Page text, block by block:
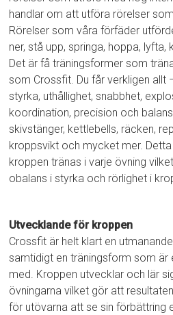
handlar om att utföra rörelser
Rörelser som våra förfäder
ner, stå upp, springa, hoppa,
Det är få träningsformer som
som Crossfit. Du får verkligen allt
styrka, uthållighet, snabbhet,
koordination, precision och
skivstänger, kettlebells, räcken,
kroppsvikt och mycket mer.
kroppen tränas i varje övning
obalans i styrka och rörlighet i
Utvecklande för kroppen
Crossfit är helt klart en
samtidigt en träningsform som är
med. Kroppen utvecklar och lär
övningarna vilket gör att
för utövarna att se sin förbättring